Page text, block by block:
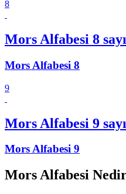
8
Mors Alfabesi 8 sayı
Mors Alfabesi 8
9
Mors Alfabesi 9 sayı
Mors Alfabesi 9
Mors Alfabesi